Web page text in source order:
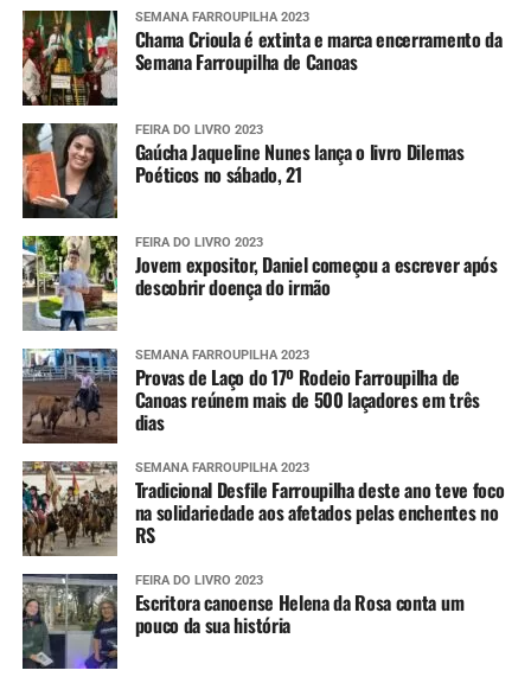
SEMANA FARROUPILHA 2023
Chama Crioula é extinta e marca encerramento da
Semana Farroupilha de Canoas
FEIRA DO LIVRO 2023
Gaúcha Jaqueline Nunes lança o livro Dilemas
Poéticos no sábado, 21
FEIRA DO LIVRO 2023
Jovem expositor, Daniel começou a escrever após
descobrir doença do irmão
SEMANA FARROUPILHA 2023
Provas de Laço do 17º Rodeio Farroupilha de
Canoas reúnem mais de 500 laçadores em três
dias
SEMANA FARROUPILHA 2023
Tradicional Desfile Farroupilha deste ano teve foco
na solidariedade aos afetados pelas enchentes no
RS
FEIRA DO LIVRO 2023
Escritora canoense Helena da Rosa conta um
pouco da sua história